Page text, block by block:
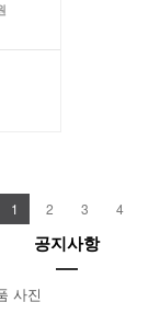
1 2 3 4
공지사항
사진